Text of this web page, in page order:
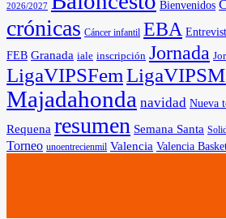
2026/2027 Bienvenidos
crónicas Cáncer infantil EBA
FEB Granada iale inscripción Jornada
LigaVIPSFem
Majadahonda navidad Nueva
Requena resumen Semana Santa
Torneo unoentrecienmil Valencia Valencia